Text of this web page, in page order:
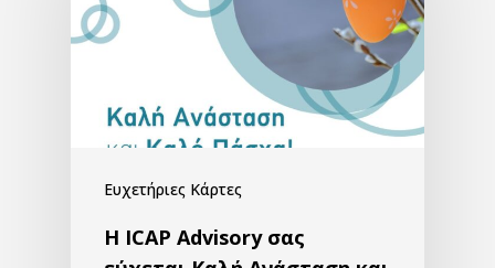
Ευχετήριες Κάρτες
H ICAP Advisory σας